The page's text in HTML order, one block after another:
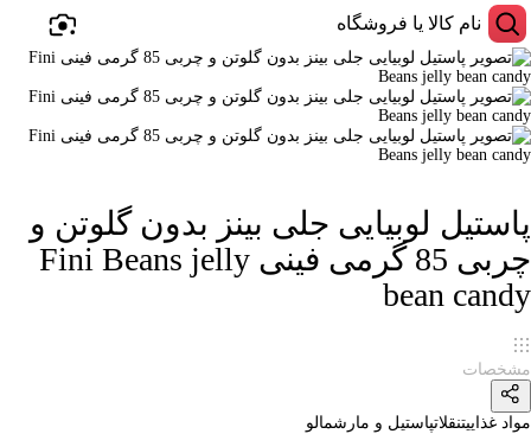
پاستیل لوبیایی جلی بینز بدون گلوتن و
چربی 85 گرمی فینی Fini Beans jelly
bean candy
مشخصات
مواد غذاییتنقلاتپاستیل و مارشمالو